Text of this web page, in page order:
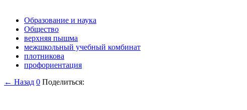
Образование и наука
Общество
верхняя пышма
межшкольный учебный комбинат
плотникова
профориентация
← Назад 0 Поделиться: